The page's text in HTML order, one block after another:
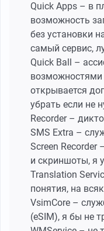
Quick Apps – в
возможность
без установки
самый сервис,
Quick Ball –
возможностями
открывается
убрать если не
Recorder –
SMS Extra –
Screen Recorder
и скриншоты, я
Translation
понятия, на
VsimCore –
(eSIM), я бы не